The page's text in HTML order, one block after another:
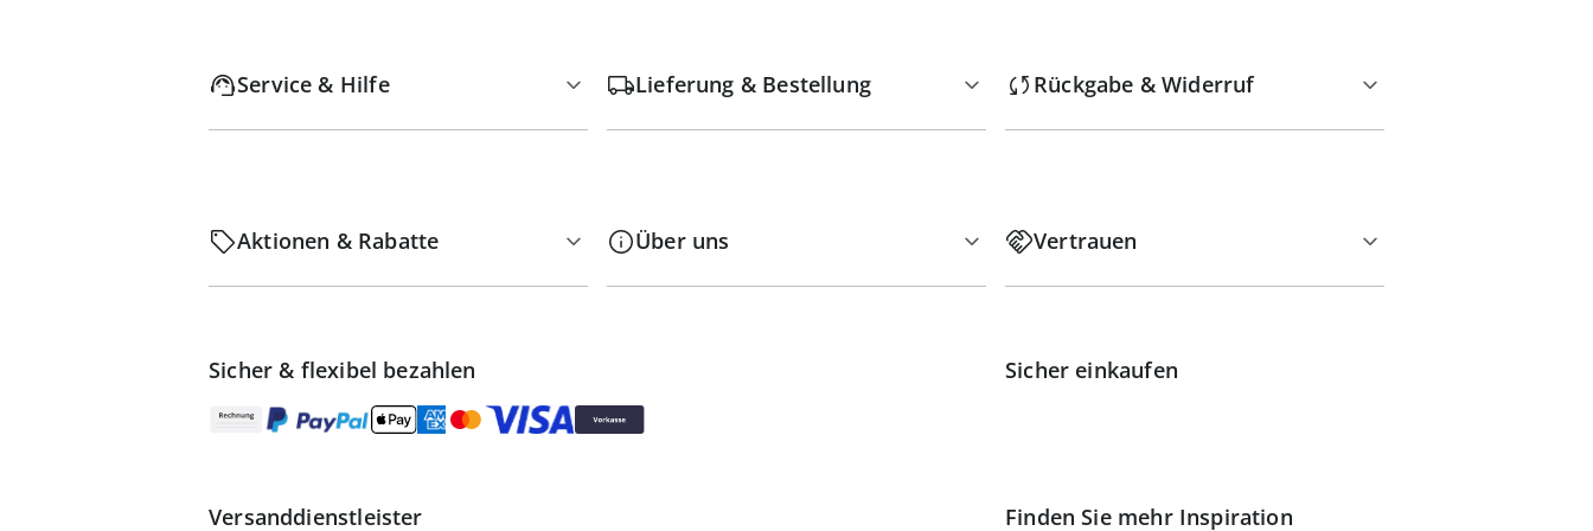
Service & Hilfe Lieferung & Bestellung Rückgabe & Widerruf
Aktionen & Rabatte Über uns Vertrauen
Sicher & flexibel bezahlen Sicher einkaufen
Versanddienstleister Finden Sie mehr Inspiration